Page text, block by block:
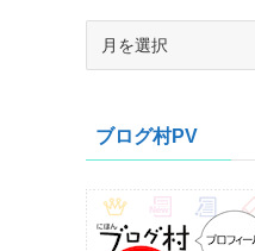
ブブログ村PV